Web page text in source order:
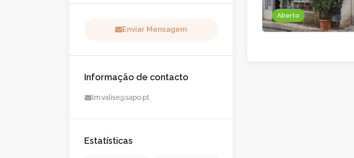
Enviar Mensagem
Informação de contacto
lm.valise@sapo.pt
Estatísticas
Aberto